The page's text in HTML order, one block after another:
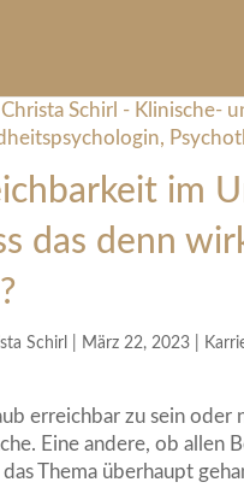
im
das denn
Schirl März 22, 2023|
erreichbar zu sein oder
Eine andere, ob allen
Thema überhaupt